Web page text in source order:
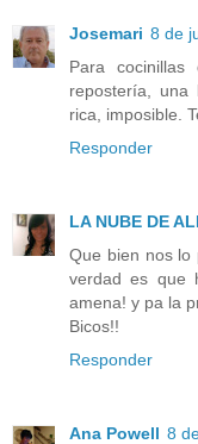
Josemari 8 de
Para
repostería, una
rica, imposible.
Responder
LA NUBE DE
Que bien nos lo
verdad es que
amena! y pa la
Bicos!!
Responder
Ana Powell 8